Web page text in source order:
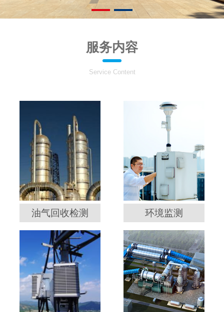
服务内容
Service Content
油气回收检测 环境监测